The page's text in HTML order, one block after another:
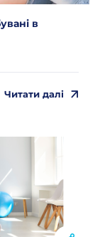
в
Читати далі